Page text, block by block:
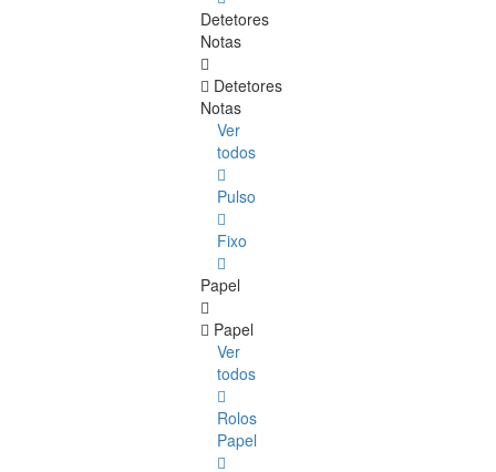
Detetores
Notas
Detetores
Notas
Ver
todos
Pulso
Fixo
Papel
Papel
Ver
todos
Rolos
Papel